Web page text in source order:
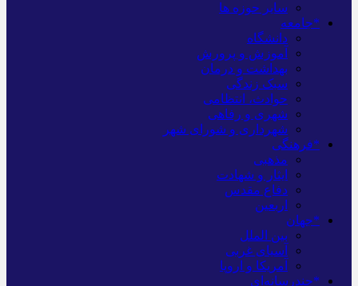
سایر حوزه ها
*جامعه
دانشگاه
آموزش و پرورش
بهداشت و درمان
سبک زندگی
حوادث، انتظامی
شهری و رفاهی
شهرداری و شورای شهر
*فرهنگی
مذهبی
ایثار و شهادت
دفاع مقدس
اربعین
*جهان
بین الملل
آسیای غربی
آمریکا و اروپا
*چندرسانه‌ای